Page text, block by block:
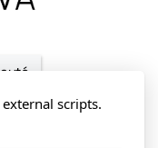
scripts.